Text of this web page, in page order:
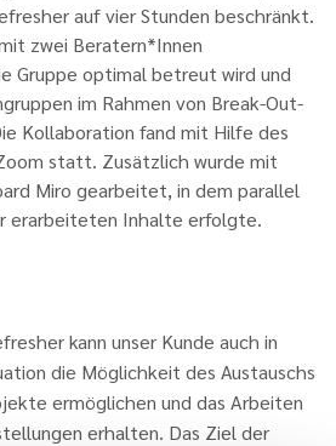
auf vier Stunden beschränkt.
zwei Beratern*Innen
Gruppe optimal betreut wird und
im Rahmen von Break-Out-
Kollaboration fand mit Hilfe des
statt. Zusätzlich wurde mit
Miro gearbeitet, in dem parallel
erarbeiteten Inhalte erfolgte.
kann unser Kunde auch in
die Möglichkeit des Austauschs
ermöglichen und das Arbeiten
erhalten. Das Ziel der